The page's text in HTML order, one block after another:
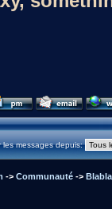
les messages depuis:
-> Communauté->